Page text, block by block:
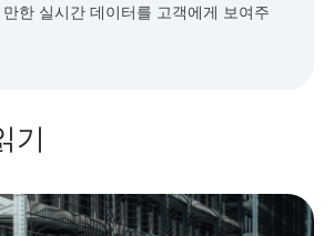
한 실시간 데이터를 고객에게 보여주
기